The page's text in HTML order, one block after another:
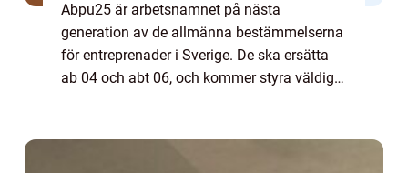
Abpu25 är arbetsnamnet på nästa
generation av de allmänna bestämmelserna
för entreprenader i Sverige. De ska ersätta
ab 04 och abt 06, och kommer styra väldigt